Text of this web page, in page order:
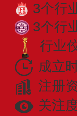
3个行
3个行
行业
成立
注册
关注